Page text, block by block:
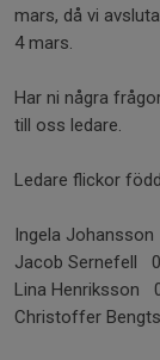
mars, då vi
4 mars.
Har ni några
till oss ledare.
Ledare flickor
Ingela
Jacob Sernefell
Lina Henriksson
Christoffer